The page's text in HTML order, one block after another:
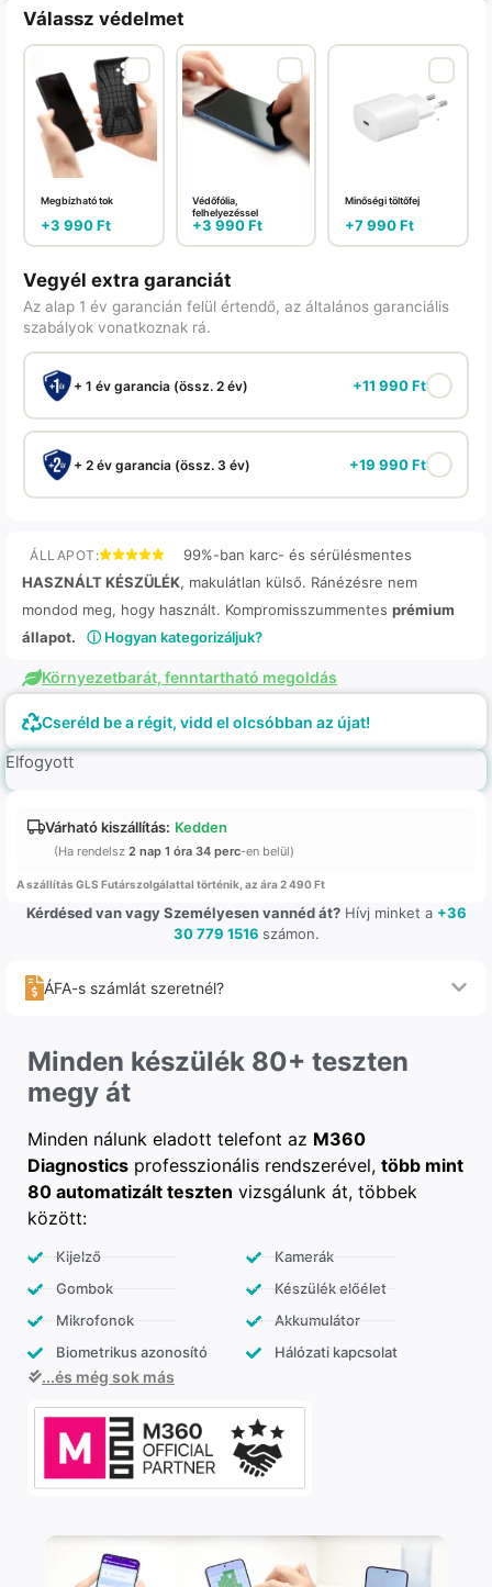
Válassz védelmet
Megbízható tok
+3 990Ft
Védőfólia,
felhelyezéssel
+3 990Ft
Minőségi töltőfej
+7 990Ft
Vegyél extra garanciát
Az alap 1 év garancián felül értendő, az általános garanciális
szabályok vonatkoznak rá.
+ 1 év garancia (össz. 2 év) +11 990Ft
+ 2 év garancia (össz. 3 év) +19 990Ft
ÁLLAPOT:
99%-ban karc- és sérülésmentes
HASZNÁLT KÉSZÜLÉK, makulátlan külső. Ránézésre nem
mondod meg, hogy használt. Kompromisszummentes prémium
állapot.
ⓘ Hogyan kategorizáljuk?
Környezetbarát, fenntartható megoldás
Cseréld be a régit, vidd el olcsóbban az újat!
Elfogyott
Várható kiszállítás: Kedden
(Ha rendelsz 2 nap 1 óra 34 perc-en belül)
A szállítás GLS Futárszolgálattal történik, az ára 2 490 Ft
Kérdésed van vagy Személyesen vannéd át?Hívj minket a +36
30 779 1516 számon.
ÁFA-s számlát szeretnél?
Minden készülék 80+ teszten
megy át
Minden nálunk eladott telefont az M360
Diagnostics professzionális rendszerével, több mint
80 automatizált teszten vizsgálunk át, többek
között:
Kijelző
Gombok
Mikrofonok
Biometrikus azonosító
Kamerák
Készülék előélet
Akkumulátor
Hálózati kapcsolat
...és még sok más